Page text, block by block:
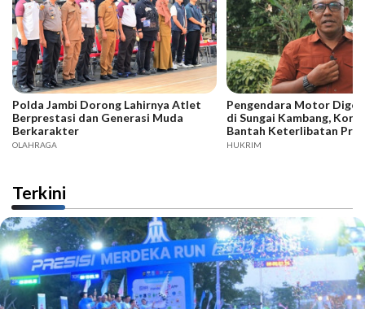
Polda Jambi Dorong Lahirnya Atlet
Berprestasi dan Generasi Muda
Berkarakter
OLAHRAGA
Pengendara Motor
di Sungai Kambang,
Bantah Keterlibatan
HUKRIM
Terkini